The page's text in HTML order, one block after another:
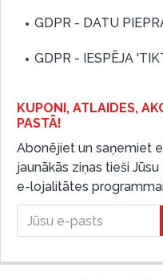
GDPR - DATU
GDPR - IESPĒJA
KUPONI, ATLAIDES,
PASTĀ!
Abonējiet un saņemiet
jaunākās ziņas tieši
e-lojalitātes